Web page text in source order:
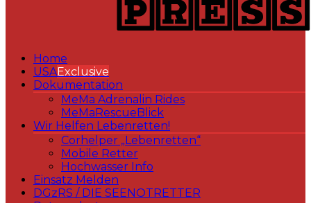
Home
USAExclusive
Dokumentation
MeMa Adrenalin Rides
MeMaRescueBlick
Wir Helfen Lebenretten!
Corhelper „Lebenretten“
Mobile Retter
Hochwasser Info
Einsatz Melden
DGzRS / DIE SEENOTRETTER